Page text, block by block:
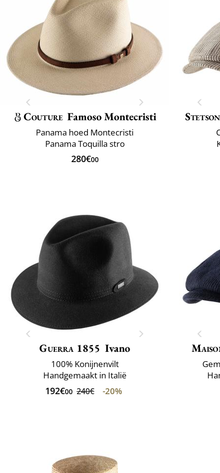
Couture Famoso Montecristi
Panama hoed Montecristi
Panama Toquilla stro
280€00
Stetson
Guerra 1855 Ivano
100% Konijnenvilt
Handgemaakt in Italië
192€00 240€ -20%